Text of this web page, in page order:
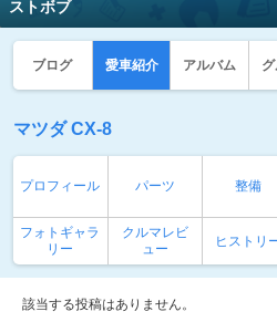
ストボブ
ブログ 愛車紹介 アルバム
マツダ CX-8
プロフィール パーツ 整備
フォトギャラ
リー
クルマレビ
ュー
ヒストリ
該当する投稿はありません。